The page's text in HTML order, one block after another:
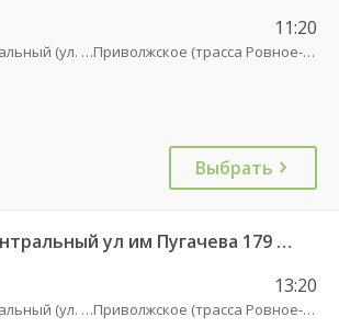
Саратов АВ Центральный (ул. им. Пугачева, 179 А)
11:20
Приволжское (трасса Ровное-Старая Полтавка)
Выбрать
Саратов АВ Центральный ул им Пугачева 179 А — Старая Полтавка
Саратов АВ Центральный (ул. им. Пугачева, 179 А)
13:20
Приволжское (трасса Ровное-Старая Полтавка)